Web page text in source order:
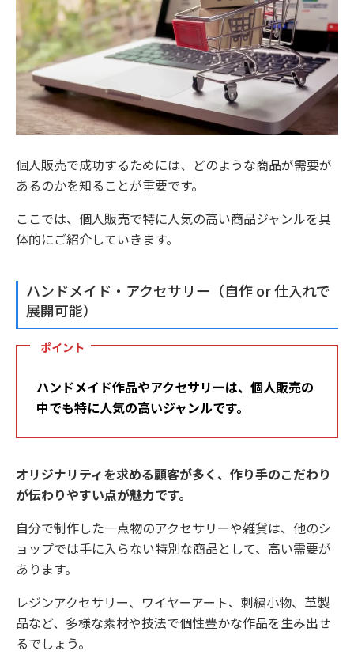
個人販売で成功するためには、どのような商品が需要が
あるのかを知ることが重要です。
ここでは、個人販売で特に人気の高い商品ジャンルを具
体的にご紹介していきます。
ハンドメイド・アクセサリー（自作 or 仕入れで
展開可能）
ポイント
ハンドメイド作品やアクセサリーは、個人販売の
中でも特に人気の高いジャンルです。
オリジナリティを求める顧客が多く、作り手のこだわり
が伝わりやすい点が魅力です。
自分で制作した一点物のアクセサリーや雑貨は、他のシ
ョップでは手に入らない特別な商品として、高い需要が
あります。
レジンアクセサリー、ワイヤーアート、刺繍小物、革製
品など、多様な素材や技法で個性豊かな作品を生み出せ
るでしょう。